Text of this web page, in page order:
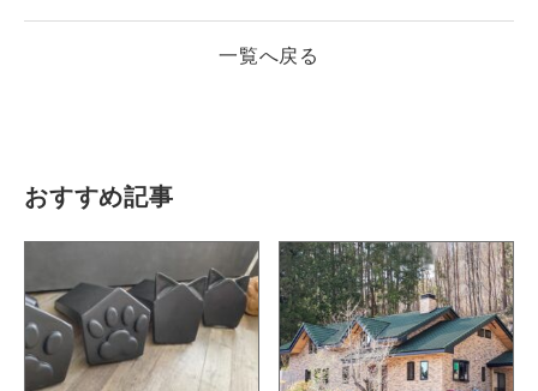
お問い合わせ プライバシーポリシー サイトマップ
一覧へ戻る
おすすめ記事